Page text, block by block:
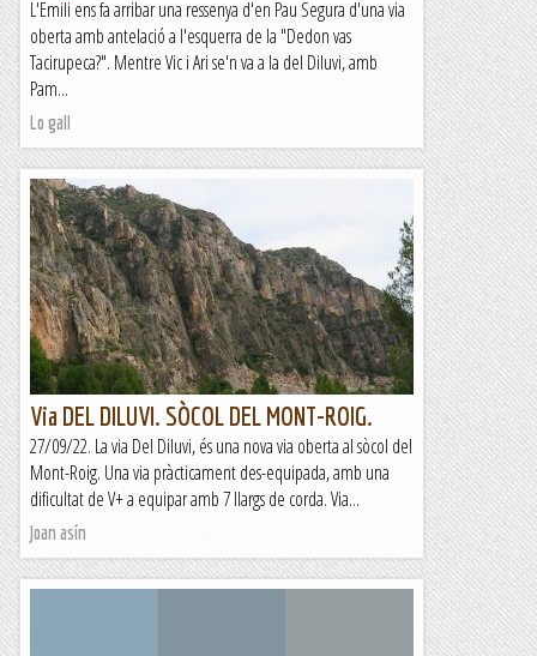
L'Emili ens fa arribar una ressenya d'en Pau Segura d'una via
oberta amb antelació a l'esquerra de la "Dedon vas
Tacirupeca?". Mentre Vic i Ari se'n va a la del Diluvi, amb
Pam...
Lo gall
Via DEL DILUVI. SÒCOL DEL MONT-ROIG.
27/09/22. La via Del Diluvi, és una nova via oberta al sòcol del
Mont-Roig. Una via pràcticament des-equipada, amb una
dificultat de V+ a equipar amb 7 llargs de corda. Via...
Joan asín